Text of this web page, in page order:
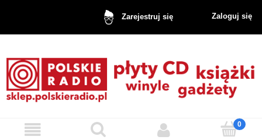
Zarejestruj się Zaloguj się